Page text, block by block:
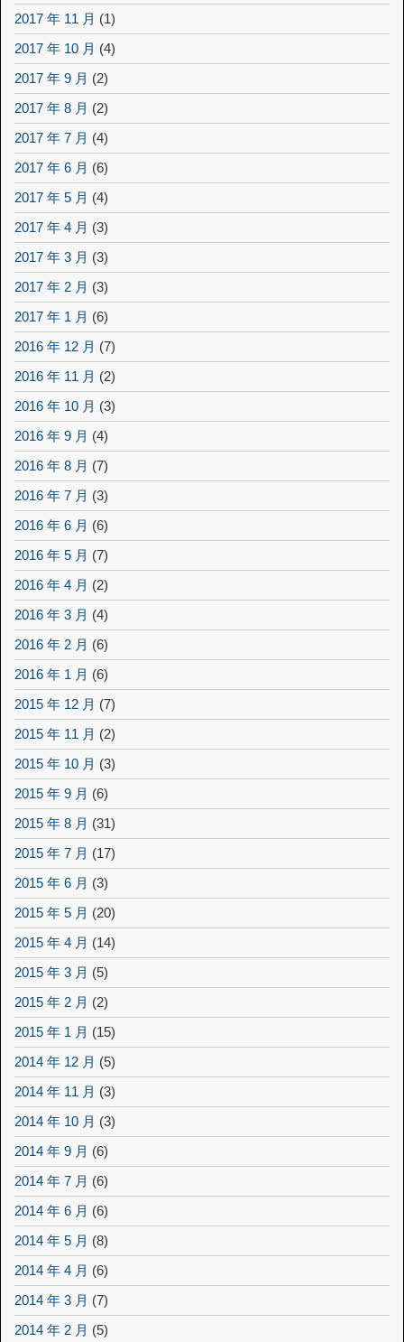
2017 年 11 月 (1)
2017 年 10 月 (4)
2017 年 9 月 (2)
2017 年 8 月 (2)
2017 年 7 月 (4)
2017 年 6 月 (6)
2017 年 5 月 (4)
2017 年 4 月 (3)
2017 年 3 月 (3)
2017 年 2 月 (3)
2017 年 1 月 (6)
2016 年 12 月 (7)
2016 年 11 月 (2)
2016 年 10 月 (3)
2016 年 9 月 (4)
2016 年 8 月 (7)
2016 年 7 月 (3)
2016 年 6 月 (6)
2016 年 5 月 (7)
2016 年 4 月 (2)
2016 年 3 月 (4)
2016 年 2 月 (6)
2016 年 1 月 (6)
2015 年 12 月 (7)
2015 年 11 月 (2)
2015 年 10 月 (3)
2015 年 9 月 (6)
2015 年 8 月 (31)
2015 年 7 月 (17)
2015 年 6 月 (3)
2015 年 5 月 (20)
2015 年 4 月 (14)
2015 年 3 月 (5)
2015 年 2 月 (2)
2015 年 1 月 (15)
2014 年 12 月 (5)
2014 年 11 月 (3)
2014 年 10 月 (3)
2014 年 9 月 (6)
2014 年 7 月 (6)
2014 年 6 月 (6)
2014 年 5 月 (8)
2014 年 4 月 (6)
2014 年 3 月 (7)
2014 年 2 月 (5)